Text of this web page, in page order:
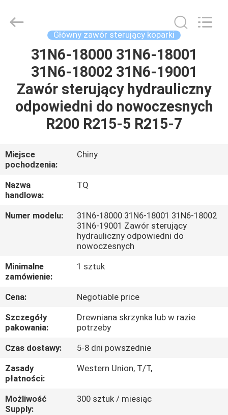
PRODUKTY
FILMY
POKAZ
VR
O
NAS
WYCIECZKA
PO
KONTROLA
JAKOŚCI
SKONTAKTUJ
SIĘ
Z
Machinery
Główny zawór sterujący koparki
31N6-18000 31N6-18001
31N6-18002 31N6-19001
Zawór sterujący hydrauliczny
odpowiedni do nowoczesnych
R200 R215-5 R215-7
Miejsce
pochodzenia:
Chiny
Nazwa
handlowa:
TQ
Numer modelu:
31N6-18000 31N6-18001 31N6-18002
31N6-19001 Zawór sterujący
hydrauliczny odpowiedni do
nowoczesnych
Minimalne
zamówienie:
1 sztuk
Cena:
Negotiable price
Szczegóły
pakowania:
Drewniana skrzynka lub w razie
potrzeby
Czas dostawy:
5-8 dni powszednie
Zasady
płatności:
Western Union, T/T,
Możliwość
Supply:
300 sztuk / miesiąc